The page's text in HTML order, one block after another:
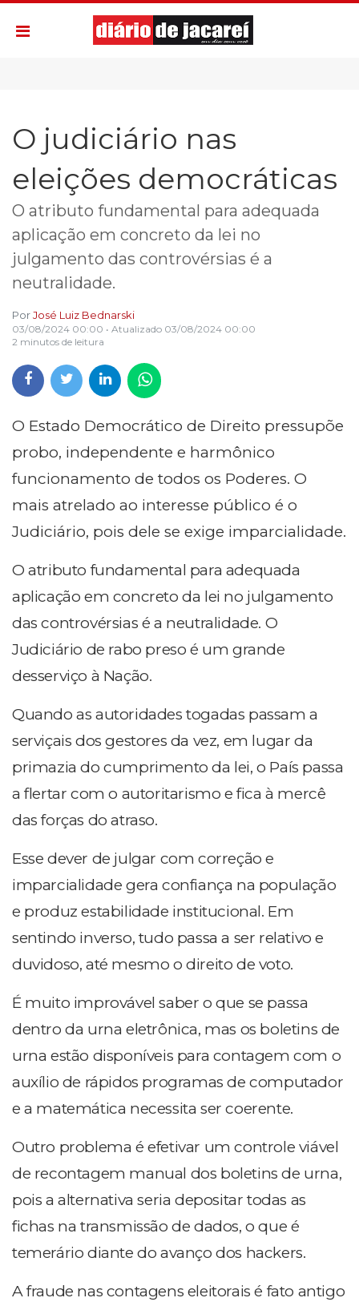
O judiciário nas
eleições democráticas
O atributo fundamental para adequada
aplicação em concreto da lei no
julgamento das controvérsias é a
neutralidade.
PorJosé Luiz Bednarski
03/08/2024 00:00 • Atualizado 03/08/2024 00:00
2 minutos de leitura
O Estado Democrático de Direito pressupõe
probo, independente e harmônico
funcionamento de todos os Poderes. O
mais atrelado ao interesse público é o
Judiciário, pois dele se exige imparcialidade.
O atributo fundamental para adequada
aplicação em concreto da lei no julgamento
das controvérsias é a neutralidade. O
Judiciário de rabo preso é um grande
desserviço à Nação.
Quando as autoridades togadas passam a
serviçais dos gestores da vez, em lugar da
primazia do cumprimento da lei, o País passa
a flertar com o autoritarismo e fica à mercê
das forças do atraso.
Esse dever de julgar com correção e
imparcialidade gera confiança na população
e produz estabilidade institucional. Em
sentindo inverso, tudo passa a ser relativo e
duvidoso, até mesmo o direito de voto.
É muito improvável saber o que se passa
dentro da urna eletrônica, mas os boletins de
urna estão disponíveis para contagem com o
auxílio de rápidos programas de computador
e a matemática necessita ser coerente.
Outro problema é efetivar um controle viável
de recontagem manual dos boletins de urna,
pois a alternativa seria depositar todas as
fichas na transmissão de dados, o que é
temerário diante do avanço dos hackers.
A fraude nas contagens eleitorais é fato antigo